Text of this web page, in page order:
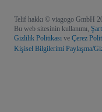
Telif hakkı © viagogo GmbH
Bu web sitesinin kullanımı,
Gizlilik Politikası ve Çerez
Kişisel Bilgilerimi Paylaşma/